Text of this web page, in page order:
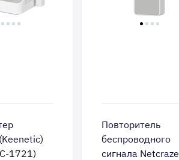
1721)
Повторитель
беспроводного
сигнала Netcraze